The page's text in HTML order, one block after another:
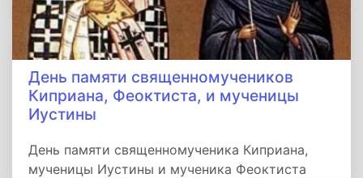
День памяти священномучеников
Киприана, Феоктиста, и мученицы
Иустины
День памяти священномученика Киприана,
мученицы Иустины и мученика Феоктиста